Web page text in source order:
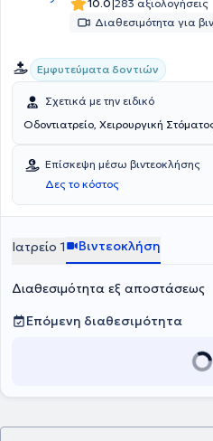
10.0|283 αξιολογήσεις
Διαθεσιμότητα για
Εμφυτεύματα δοντιών
Σχετικά με την ειδικό
Οδοντιατρείο, Χειρουργική
Επίσκεψη μέσω βιντεοκλήσης
Δες το κόστος
Ιατρείο 1 Βιντεοκλήση
Διαθεσιμότητα εξ αποστάσεως
Επόμενη διαθεσιμότητα